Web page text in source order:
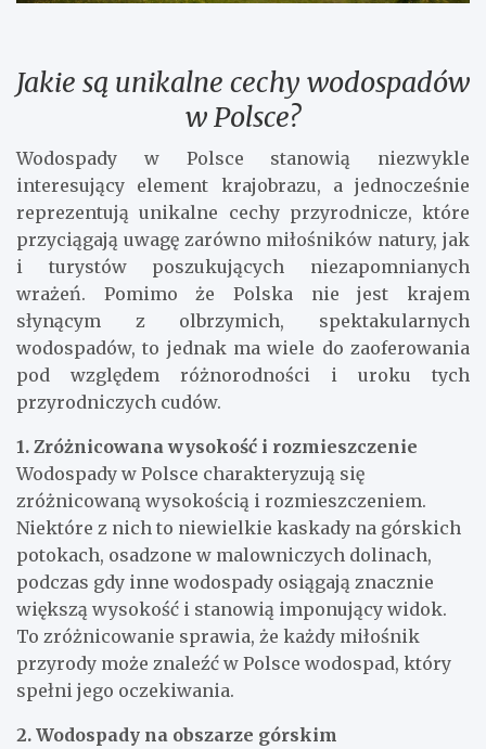
Jakie są unikalne cechy wodospadów
w Polsce?
Wodospady w Polsce stanowią niezwykle
interesujący element krajobrazu, a jednocześnie
reprezentują unikalne cechy przyrodnicze, które
przyciągają uwagę zarówno miłośników natury, jak
i turystów poszukujących niezapomnianych
wrażeń. Pomimo że Polska nie jest krajem
słynącym z olbrzymich, spektakularnych
wodospadów, to jednak ma wiele do zaoferowania
pod względem różnorodności i uroku tych
przyrodniczych cudów.
1. Zróżnicowana wysokość i rozmieszczenie
Wodospady w Polsce charakteryzują się
zróżnicowaną wysokością i rozmieszczeniem.
Niektóre z nich to niewielkie kaskady na górskich
potokach, osadzone w malowniczych dolinach,
podczas gdy inne wodospady osiągają znacznie
większą wysokość i stanowią imponujący widok.
To zróżnicowanie sprawia, że każdy miłośnik
przyrody może znaleźć w Polsce wodospad, który
spełni jego oczekiwania.
2. Wodospady na obszarze górskim